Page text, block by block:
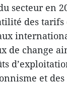
secteur en
des tarifs
de change
et